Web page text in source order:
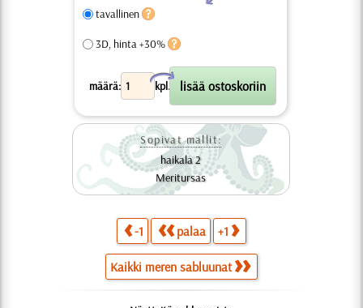
tavallinen
3D, hinta +30%
määrä: kpl.
X
Sopivat mallit:
haikala 2
Meritursas
-1 palaa +1
Kaikki meren sabluunat